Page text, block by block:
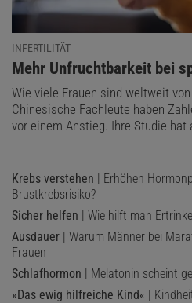
INFERTILITÄT
:
Mehr Unfruchtbarkeit bei
Wie viele Frauen sind weltweit
Chinesische Fachleute haben
vor einem Anstieg. Ihre Studie hat
Krebs verstehen | Erhöhen
Brustkrebsrisiko?
Sicher helfen | Wie hilft man
Ausdauer | Warum Männer bei
Frauen
Schlafhormon | Melatonin scheint
»Das ewig hilfreiche Kind« |